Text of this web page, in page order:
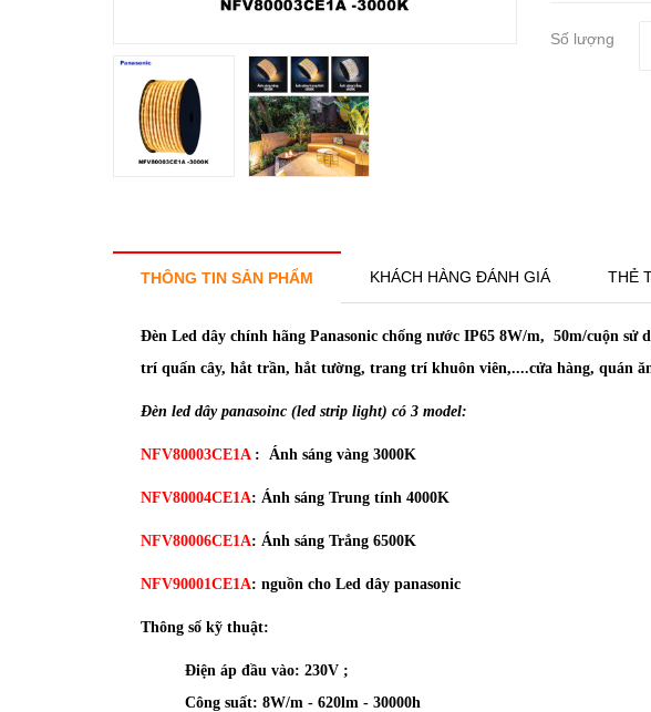
Số lượng
THÔNG TIN SẢN PHẨM KHÁCH HÀNG ĐÁNH GIÁ THẺ
Đèn Led dây chính hãng Panasonic chống nước IP65 8W/m, 50m/cuộn
trí quấn cây, hắt trần, hắt tường, trang trí khuôn viên,....cửa hàng, quán
Đèn led dây panasoinc (led strip light) có 3 model:
NFV80003CE1A: Ánh sáng vàng 3000K
NFV80004CE1A: Ánh sáng Trung tính 4000K
NFV80006CE1A: Ánh sáng Trắng 6500K
NFV90001CE1A: nguồn cho Led dây panasonic
Thông số kỹ thuật:
Điện áp đầu vào: 230V ;
Công suất: 8W/m - 620lm - 30000h